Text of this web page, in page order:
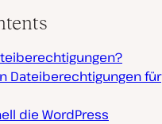
Dateiberechtigungen für
die WordPress